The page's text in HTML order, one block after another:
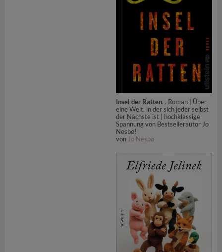
Insel der Ratten. . Roman | Über
eine Welt, in der sich jeder selbst
der Nächste ist | hochklassige
Spannung von Bestsellerautor Jo
Nesbø!
von Jo Nesbø